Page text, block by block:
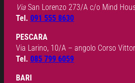
Via San Lorenzo 273/A c/o Mind
Tel. 091 555 8630
PESCARA
Via Larino, 10/A – angolo Corso
Tel. 085 799 6059
BARI